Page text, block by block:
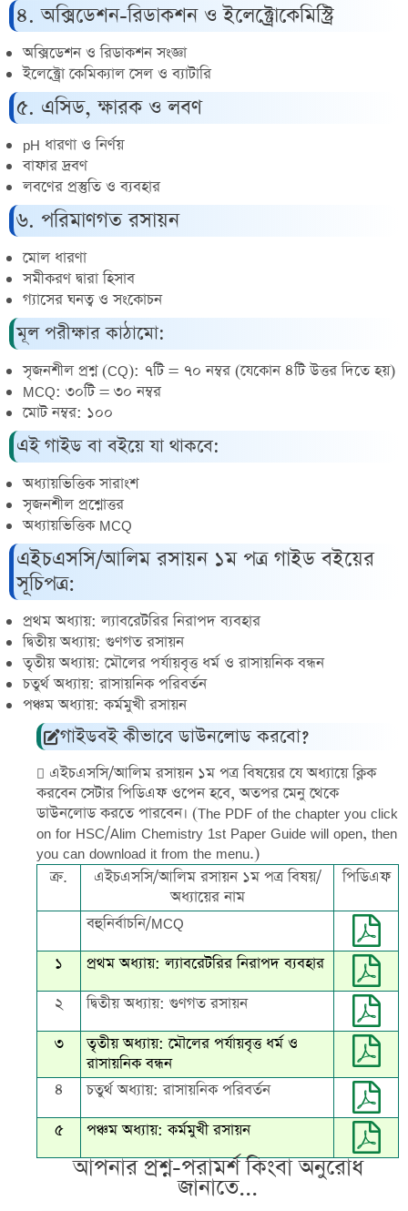
৪. অক্সিডেশন-রিডাকশন ও ইলেক্ট্রোকেমিস্ট্রি
অক্সিডেশন ও রিডাকশন সংজ্ঞা
ইলেক্ট্রো কেমিক্যাল সেল ও ব্যাটারি
৫. এসিড, ক্ষারক ও লবণ
pH ধারণা ও নির্ণয়
বাফার দ্রবণ
লবণের প্রস্তুতি ও ব্যবহার
৬. পরিমাণগত রসায়ন
মোল ধারণা
সমীকরণ দ্বারা হিসাব
গ্যাসের ঘনত্ব ও সংকোচন
মূল পরীক্ষার কাঠামো:
সৃজনশীল প্রশ্ন (CQ): ৭টি = ৭০ নম্বর (যেকোন ৪টি উত্তর দিতে হয়)
MCQ: ৩০টি = ৩০ নম্বর
মোট নম্বর: ১০০
এই গাইড বা বইয়ে যা থাকবে:
অধ্যায়ভিত্তিক সারাংশ
সৃজনশীল প্রশ্নোত্তর
অধ্যায়ভিত্তিক MCQ
এইচএসসি/আলিম রসায়ন ১ম পত্র গাইড বইয়ের
সূচিপত্র:
প্রথম অধ্যায়: ল্যাবরেটরির নিরাপদ ব্যবহার
দ্বিতীয় অধ্যায়: গুণগত রসায়ন
তৃতীয় অধ্যায়: মৌলের পর্যায়বৃত্ত ধর্ম ও রাসায়নিক বন্ধন
চতুর্থ অধ্যায়: রাসায়নিক পরিবর্তন
পঞ্চম অধ্যায়: কর্মমুখী রসায়ন
গাইডবই কীভাবে ডাউনলোড করবো?
এইচএসসি/আলিম রসায়ন ১ম পত্র বিষয়ের যে অধ্যায়ে ক্লিক
করবেন সেটার পিডিএফ ওপেন হবে, অতপর মেনু থেকে
ডাউনলোড করতে পারবেন। (The PDF of the chapter you click
on for HSC/Alim Chemistry 1st Paper Guide will open, then
you can download it from the menu.)
ক্র.
এইচএসসি/আলিম রসায়ন ১ম পত্র বিষয়/
অধ্যায়ের নাম
পিডিএফ
বহুনির্বাচনি/MCQ
১
প্রথম অধ্যায়: ল্যাবরেটরির নিরাপদ ব্যবহার
২
দ্বিতীয় অধ্যায়: গুণগত রসায়ন
৩
তৃতীয় অধ্যায়: মৌলের পর্যায়বৃত্ত ধর্ম ও
রাসায়নিক বন্ধন
৪
চতুর্থ অধ্যায়: রাসায়নিক পরিবর্তন
৫
পঞ্চম অধ্যায়: কর্মমুখী রসায়ন
আপনার প্রশ্ন-পরামর্শ কিংবা অনুরোধ
জানাতে...